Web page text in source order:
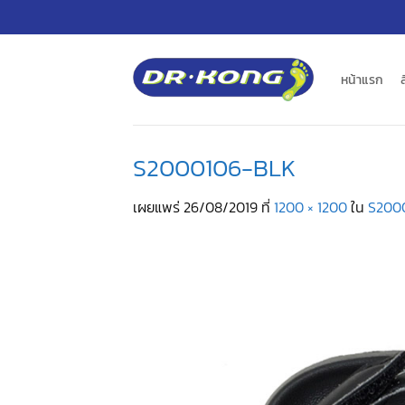
ไป
หน้าแรก
S2000106-BLK
เผยแพร่26/08/2019 ที่ 1200 × 1200ใน